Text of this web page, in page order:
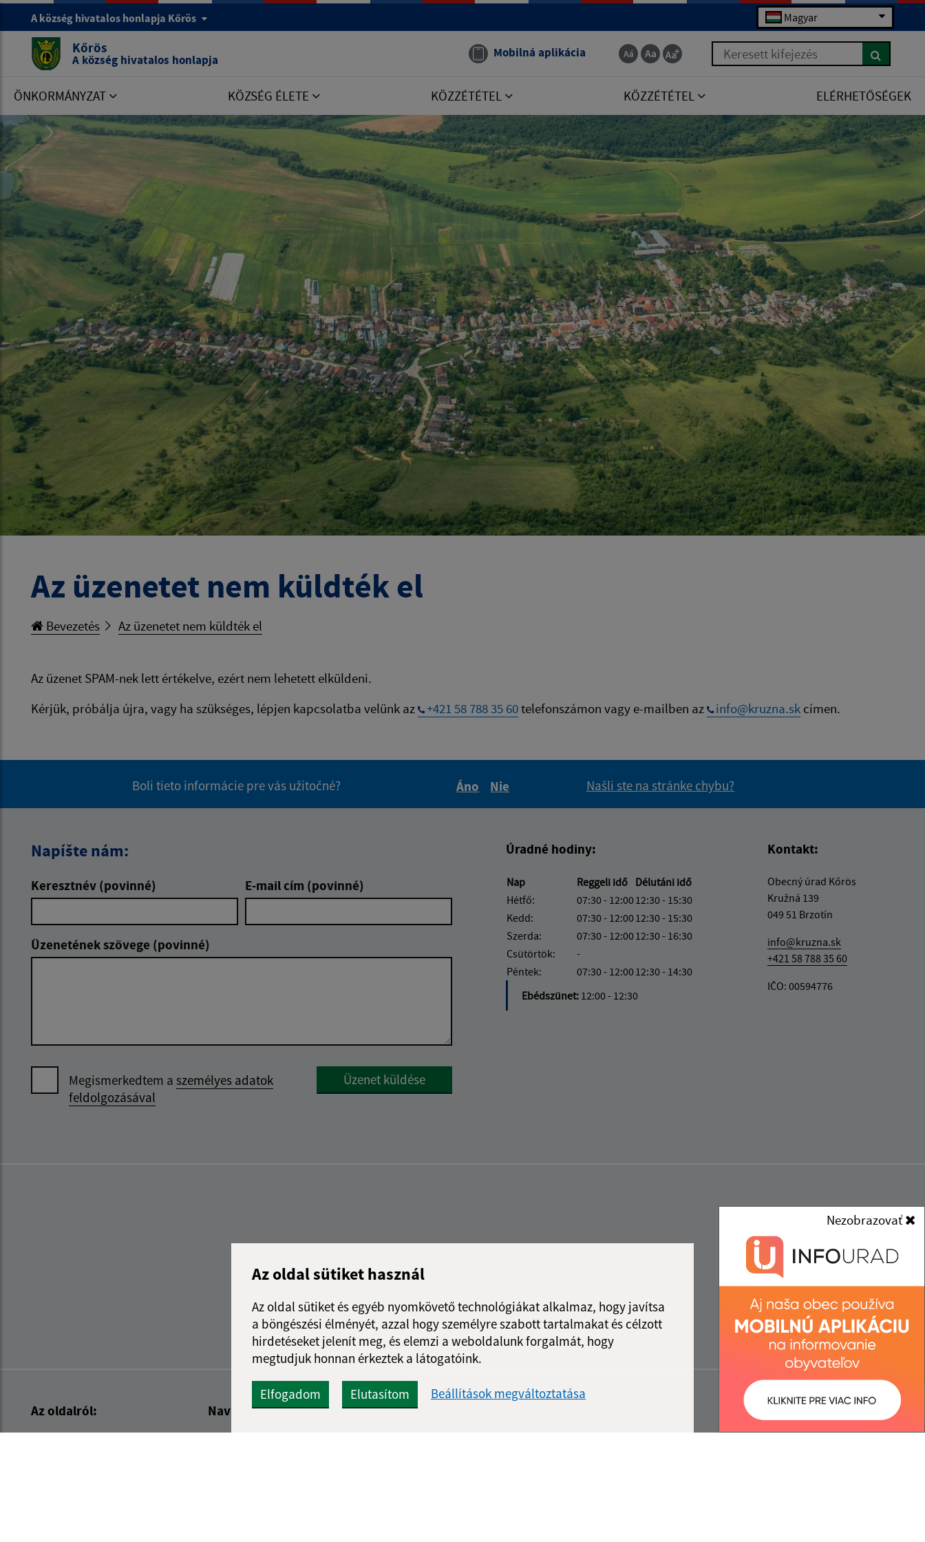
Az oldal sütiket használ
Az oldal sütiket és egyéb nyomkövető technológiákat alkalmaz, hogy javítsa
a böngészési élményét, azzal hogy személyre szabott tartalmakat és célzott
hirdetéseket jelenít meg, és elemzi a weboldalunk forgalmát, hogy
megtudjuk honnan érkeztek a látogatóink.
Elfogadom Elutasítom Beállítások megváltoztatása
Nezobrazovať
A község hivatalos honlapja Kőrös Magyar
Kőrös
A község hivatalos honlapja Mobilná aplikácia Keresett kifejezés
ÖNKORMÁNYZAT KÖZSÉG ÉLETE KÖZZÉTÉTEL KÖZZÉTÉTEL ELÉRHETŐSÉGEK
Az üzenetet nem küldték el
Bevezetés Az üzenetet nem küldték el
Az üzenet SPAM-nek lett értékelve, ezért nem lehetett elküldeni.
Kérjük, próbálja újra, vagy ha szükséges, lépjen kapcsolatba velünk az
+421 58 788 35 60telefonszámon vagy e-mailben az info@kruzna.sk címen.
Boli tieto informácie pre vás užitočné?
Áno
Nie
Našli ste na stránke chybu?
Napíšte nám:
Keresztnév (povinné) E-mail cím (povinné)
Üzenetének szövege (povinné)
Megismerkedtem a személyes adatok
feldolgozásával
Google reCaptcha Response
Üzenet küldése
Úradné hodiny:
Nap Reggeli idő Délutáni idő
Hétfő:
07:30 - 12:0012:30 - 15:30
Kedd:
07:30 - 12:0012:30 - 15:30
Szerda:
07:30 - 12:0012:30 - 16:30
Csütörtök:
-
Péntek:
07:30 - 12:0012:30 - 14:30
Ebédszünet: 12:00 - 12:30
Kontakt:
Obecný úrad Kőrös
Kružná 139
049 51 Brzotín
info@kruzna.sk
+421 58 788 35 60
IČO: 00594776
Az oldalról: Navigáció: Gyors linkek: Správca obsahu: